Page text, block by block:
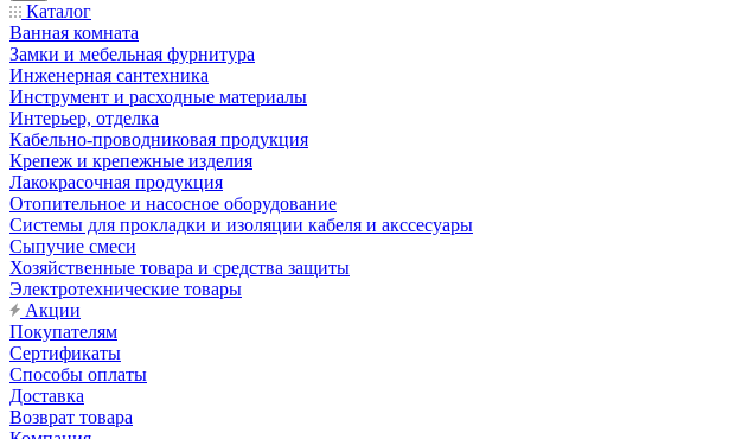
Каталог
Ванная комната
Замки и мебельная фурнитура
Инженерная сантехника
Инструмент и расходные материалы
Интерьер, отделка
Кабельно-проводниковая продукция
Крепеж и крепежные изделия
Лакокрасочная продукция
Отопительное и насосное оборудование
Системы для прокладки и изоляции кабеля и акссесуары
Сыпучие смеси
Хозяйственные товара и средства защиты
Электротехнические товары
Акции
Покупателям
Сертификаты
Способы оплаты
Доставка
Возврат товара